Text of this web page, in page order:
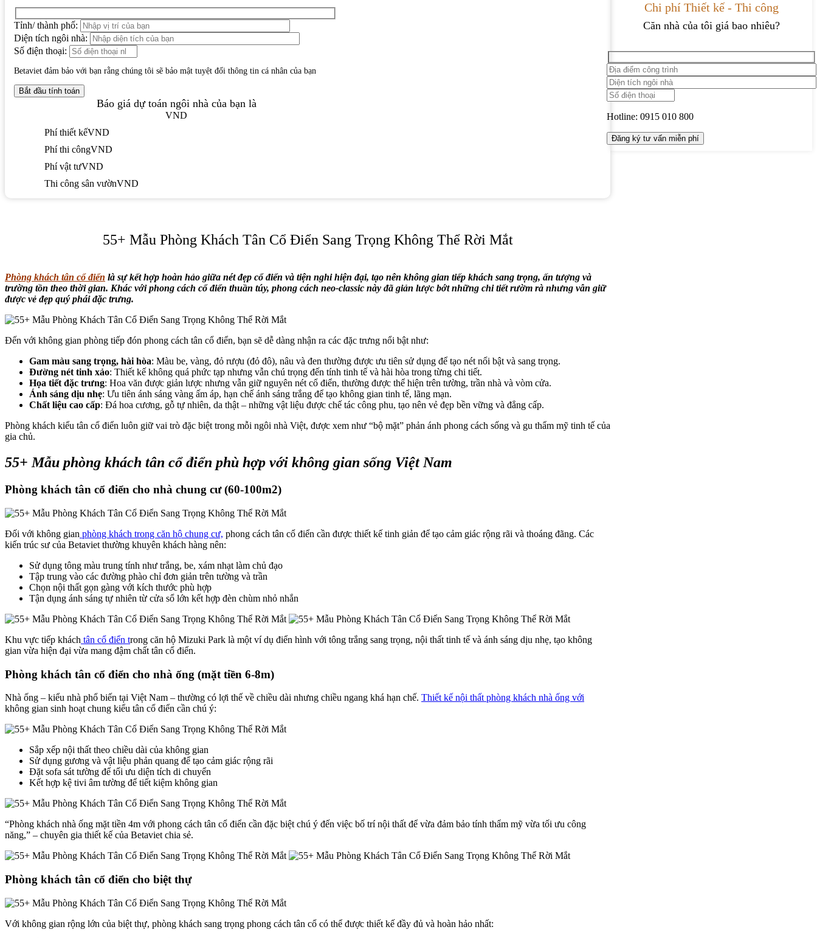
Tỉnh/ thành phố:
Diện tích ngôi nhà:
Số điện thoại:
Betaviet đảm bảo với bạn rằng chúng tôi sẽ bảo mật tuyệt đối thông tin cá nhân của bạn
Báo giá dự toán ngôi nhà của bạn là
VND
Phí thiết kếVND
Phí thi côngVND
Phí vật tưVND
Thi công sân vườnVND
55+ Mẫu Phòng Khách Tân Cổ Điển Sang Trọng Không Thể Rời Mắt
Phòng khách tân cổ điển là sự kết hợp hoàn hảo giữa nét đẹp cổ điển và tiện nghi hiện đại, tạo nên không gian tiếp khách sang trọng, ấn tượng và
trường tồn theo thời gian. Khác với phong cách cổ điển thuần túy, phong cách neo-classic này đã giản lược bớt những chi tiết rườm rà nhưng vẫn giữ
được vẻ đẹp quý phái đặc trưng.
Đến với không gian phòng tiếp đón phong cách tân cổ điển, bạn sẽ dễ dàng nhận ra các đặc trưng nổi bật như:
Gam màu sang trọng, hài hòa: Màu be, vàng, đỏ rượu (đỏ đô), nâu và đen thường được ưu tiên sử dụng để tạo nét nổi bật và sang trọng.
Đường nét tinh xảo: Thiết kế không quá phức tạp nhưng vẫn chú trọng đến tính tinh tế và hài hòa trong từng chi tiết.
Họa tiết đặc trưng: Hoa văn được giản lược nhưng vẫn giữ nguyên nét cổ điển, thường được thể hiện trên tường, trần nhà và vòm cửa.
Ánh sáng dịu nhẹ: Ưu tiên ánh sáng vàng ấm áp, hạn chế ánh sáng trắng để tạo không gian tinh tế, lãng mạn.
Chất liệu cao cấp: Đá hoa cương, gỗ tự nhiên, da thật – những vật liệu được chế tác công phu, tạo nên vẻ đẹp bền vững và đẳng cấp.
Phòng khách kiểu tân cổ điển luôn giữ vai trò đặc biệt trong mỗi ngôi nhà Việt, được xem như “bộ mặt” phản ánh phong cách sống và gu thẩm mỹ tinh tế của
gia chủ.
55+ Mẫu phòng khách tân cổ điển phù hợp với không gian sống Việt Nam
Phòng khách tân cổ điển cho nhà chung cư (60-100m2)
Đối với không gian phòng khách trong căn hộ chung cư, phong cách tân cổ điển cần được thiết kế tinh giản để tạo cảm giác rộng rãi và thoáng đãng. Các
kiến trúc sư của Betaviet thường khuyên khách hàng nên:
Sử dụng tông màu trung tính như trắng, be, xám nhạt làm chủ đạo
Tập trung vào các đường phào chỉ đơn giản trên tường và trần
Chọn nội thất gọn gàng với kích thước phù hợp
Tận dụng ánh sáng tự nhiên từ cửa sổ lớn kết hợp đèn chùm nhỏ nhắn
Khu vực tiếp khách tân cổ điển trong căn hộ Mizuki Park là một ví dụ điển hình với tông trắng sang trọng, nội thất tinh tế và ánh sáng dịu nhẹ, tạo không
gian vừa hiện đại vừa mang đậm chất tân cổ điển.
Phòng khách tân cổ điển cho nhà ống (mặt tiền 6-8m)
Nhà ống – kiểu nhà phổ biến tại Việt Nam – thường có lợi thế về chiều dài nhưng chiều ngang khá hạn chế. Thiết kế nội thất phòng khách nhà ống với
không gian sinh hoạt chung kiểu tân cổ điển cần chú ý:
Sắp xếp nội thất theo chiều dài của không gian
Sử dụng gương và vật liệu phản quang để tạo cảm giác rộng rãi
Đặt sofa sát tường để tối ưu diện tích di chuyển
Kết hợp kệ tivi âm tường để tiết kiệm không gian
“Phòng khách nhà ống mặt tiền 4m với phong cách tân cổ điển cần đặc biệt chú ý đến việc bố trí nội thất để vừa đảm bảo tính thẩm mỹ vừa tối ưu công
năng,” – chuyên gia thiết kế của Betaviet chia sẻ.
Phòng khách tân cổ điển cho biệt thự
Với không gian rộng lớn của biệt thự, phòng khách sang trọng phong cách tân cổ có thể được thiết kế đầy đủ và hoàn hảo nhất:
Chi phí Thiết kế - Thi công
Căn nhà của tôi giá bao nhiêu?
Hotline: 0915 010 800